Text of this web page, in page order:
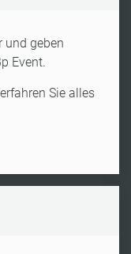
und geben
Event.
Sie alles